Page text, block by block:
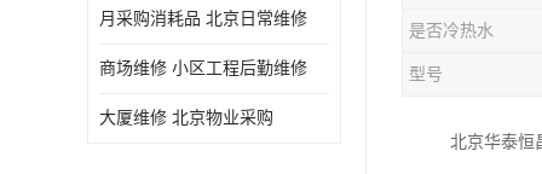
月采购消耗品 北京日常维修
商场维修 小区工程后勤维修
大厦维修 北京物业采购
是否冷热水
型号
北京华泰恒